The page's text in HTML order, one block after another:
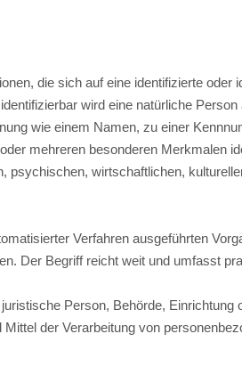
die sich auf eine identifizierte oder
wird eine natürliche
wie einem Namen, zu einer
mehreren besonderen Merkmalen
psychischen, wirtschaftlichen,
Verfahren ausgeführten
Der Begriff reicht weit und umfasst
Person, Behörde, Einrichtung
der Verarbeitung von